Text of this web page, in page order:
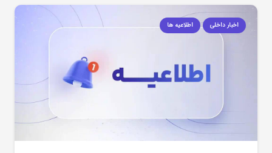
اخبار داخلی اطلاعیه ها